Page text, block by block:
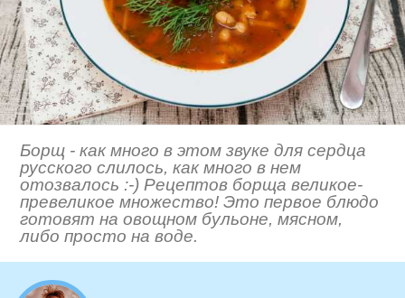
Борщ - как много в этом звуке для сердца
русского слилось, как много в нем
отозвалось :-) Рецептов борща великое-
превеликое множество! Это первое блюдо
готовят на овощном бульоне, мясном,
либо просто на воде.